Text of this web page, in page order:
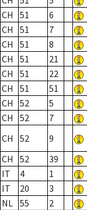
CH
51 6
CH
51 7
CH
51 8
CH
51 21
CH
51 22
CH
51 51
CH
52 5
CH
52 7
CH
52 9
CH
52 39
IT
4 1
IT
20 3
NL 55 2